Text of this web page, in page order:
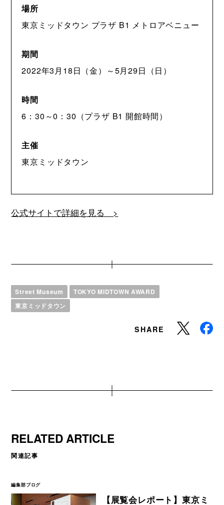
場所
東京ミッドタウン プラザ B1 メトロアベニュー
期間
2022年3月18日（金）～5月29日（日）
時間
6：30～0：30（プラザ B1 開館時間）
主催
東京ミッドタウン
公式サイトで詳細を見る >
Street Museum
TOKYO MIDTOWN AWARD
東京ミッドタウン
SHARE
RELATED ARTICLE
関連記事
編集部ブログ
【展覧会レポート】東京ミ